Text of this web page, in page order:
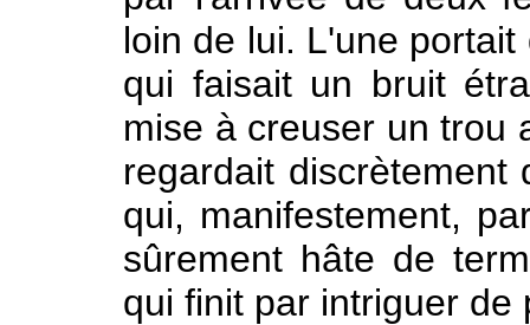
loin de lui. L'une
qui faisait un bruit
mise à creuser un trou
regardait
qui, manifestement,
sûrement hâte de
qui finit par intriguer de